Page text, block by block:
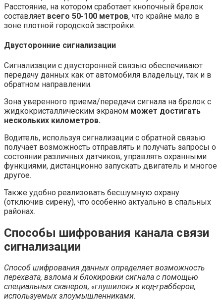
Расстояние, на котором сработает кнопочный брелок
составляет всего 50-100 метров, что крайне мало в
зоне плотной городской застройки.
Двусторонние сигнализации
Сигнализации с двусторонней связью обеспечивают
передачу данных как от автомобиля владельцу, так и в
обратном направлении.
Зона уверенного приема/передачи сигнала на брелок с
жидкокристаллическим экраном может достигать
нескольких километров.
Водитель, используя сигнализации с обратной связью
получает возможность отправлять и получать запросы о
состоянии различных датчиков, управлять охранными
функциями, дистанционно запускать двигатель и многое
другое.
Также удобно реализовать бесшумную охрану
(отключив сирену), что особенно актуально в спальных
районах.
Способы шифрования канала связи
сигнализации
Способ шифрования данных определяет возможность
перехвата, взлома и блокировки сигнала с помощью
специальных сканеров, «глушилок» и код-грабберов,
используемых злоумышленниками.